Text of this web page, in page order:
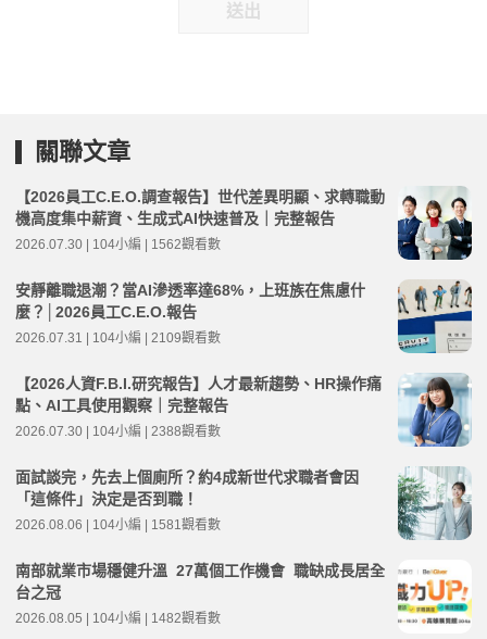
送出
關聯文章
【2026員工C.E.O.調查報告】世代差異明顯、求轉職動
機高度集中薪資、生成式AI快速普及｜完整報告
2026.07.30 | 104小編 | 1562觀看數
安靜離職退潮？當AI滲透率達68%，上班族在焦慮什
麼？│2026員工C.E.O.報告
2026.07.31 | 104小編 | 2109觀看數
【2026人資F.B.I.研究報告】人才最新趨勢、HR操作痛
點、AI工具使用觀察｜完整報告
2026.07.30 | 104小編 | 2388觀看數
面試談完，先去上個廁所？約4成新世代求職者會因
「這條件」決定是否到職！
2026.08.06 | 104小編 | 1581觀看數
南部就業市場穩健升溫 27萬個工作機會 職缺成長居全
台之冠
2026.08.05 | 104小編 | 1482觀看數